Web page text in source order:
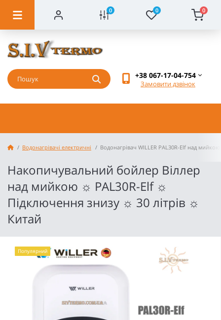
0 0 0
+38 067-17-04-754
Замовити дзвінок
Водонагрівачі електричні Водонагрівач WILLER PAL30R-Elf над мийкою
Накопичувальний бойлер Віллер
над мийкою ☼ PAL30R-Elf ☼
Підключення знизу ☼ 30 літрів ☼
Китай
Популярний